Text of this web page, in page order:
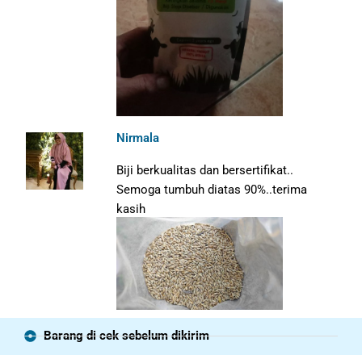
Nirmala
Biji berkualitas dan bersertifikat..
Semoga tumbuh diatas 90%..terima
kasih
Barang di cek sebelum dikirim